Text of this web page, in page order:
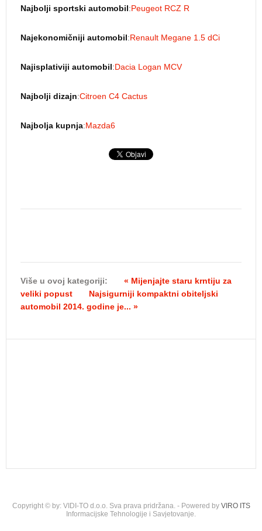
Najbolji sportski automobil:Peugeot RCZ R
Najekonomičniji automobil:Renault Megane 1.5 dCi
Najisplativiji automobil:Dacia Logan MCV
Najbolji dizajn:Citroen C4 Cactus
Najbolja kupnja:Mazda6
Više u ovoj kategoriji:
« Mijenjajte staru krntiju za
veliki popust
Najsigurniji kompaktni obiteljski
automobil 2014. godine je... »
Copyright © by: VIDI-TO d.o.o. Sva prava pridržana. - Powered by VIRO ITS
Informacijske Tehnologije i Savjetovanje.